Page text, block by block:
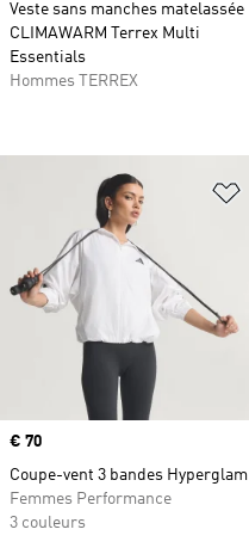
Veste sans manches matelassée
CLIMAWARM Terrex Multi
Essentials
Hommes TERREX
Prix
€ 70
Coupe-vent 3 bandes Hyperglam
Femmes Performance
3 couleurs